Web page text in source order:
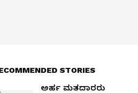
STORIES
ಅರ್ಹ ಮತದಾರರು